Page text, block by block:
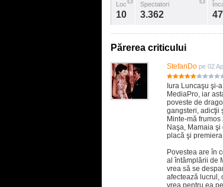
Loc
10
Spectatori
3.362
Părerea criticului
StefanDo pe 02
Iura Luncaşu şi-
MediaPro, iar
poveste de
gangsteri, adicţii
Minte-mă
Naşa, Mamaia
placă şi
Povestea are în
al întâmplării de
vrea să se
afectează lucrul,
vrea pentru ea